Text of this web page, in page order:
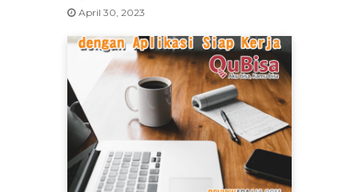
April 30, 2023